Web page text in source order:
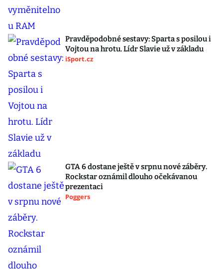
Pravděpodobné sestavy: Sparta s posilou i
Vojtou na hrotu. Lídr Slavie už v základu
iSport.cz
GTA 6 dostane ještě v srpnu nové záběry.
Rockstar oznámil dlouho očekávanou
prezentaci
Poggers